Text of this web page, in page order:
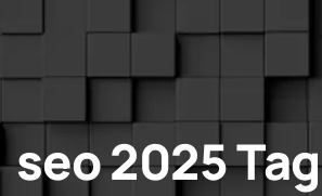
seo 2025 Tag